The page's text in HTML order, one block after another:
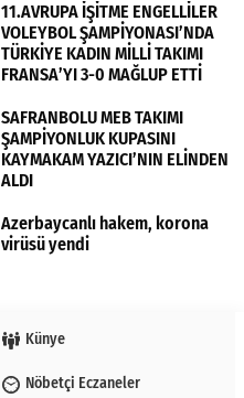
11.AVRUPA İŞİTME ENGELLİLER
VOLEYBOL ŞAMPİYONASI’NDA
TÜRKİYE KADIN MİLLİ TAKIMI
FRANSA’YI 3-0 MAĞLUP ETTİ
SAFRANBOLU MEB TAKIMI
ŞAMPİYONLUK KUPASINI
KAYMAKAM YAZICI’NIN ELİNDEN
ALDI
Azerbaycanlı hakem, korona
virüsü yendi
Künye
Nöbetçi Eczaneler